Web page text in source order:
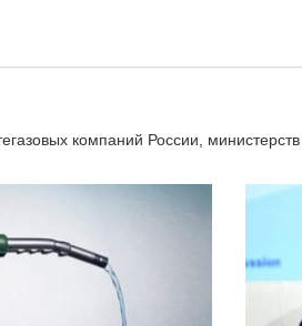
компаний России,